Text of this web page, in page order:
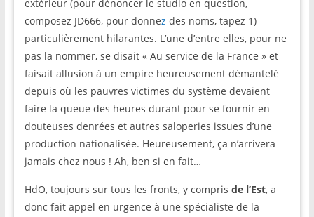
extérieur (pour dénoncer le studio en question,
composez JD666, pour donnez des noms, tapez 1)
particulièrement hilarantes. L’une d’entre elles, pour ne
pas la nommer, se disait « Au service de la France » et
faisait allusion à un empire heureusement démantelé
depuis où les pauvres victimes du système devaient
faire la queue des heures durant pour se fournir en
douteuses denrées et autres saloperies issues d’une
production nationalisée. Heureusement, ça n’arrivera
jamais chez nous ! Ah, ben si en fait…
HdO, toujours sur tous les fronts, y compris de l’Est, a
donc fait appel en urgence à une spécialiste de la